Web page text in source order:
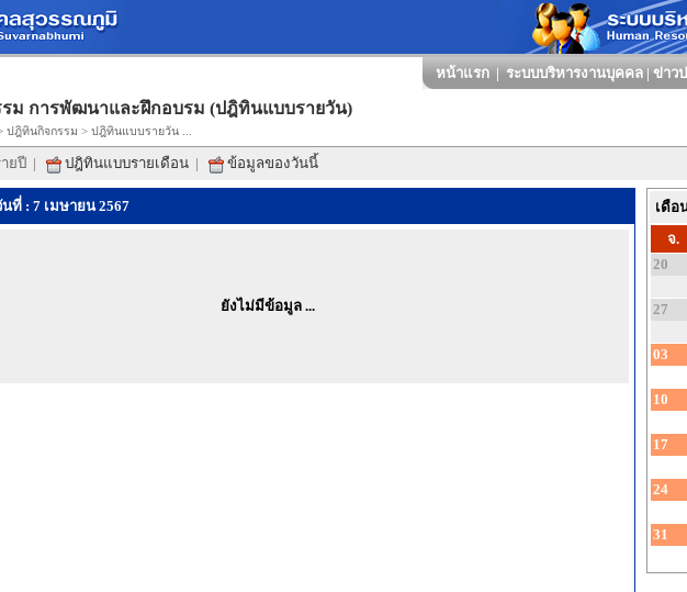
หน้าแรก | ระบบบริหารงานบุคคล | ข่าว
ม การพัฒนาและฝึกอบรม (ปฎิทินแบบรายวัน)
ปฎิทินกิจกรรม > ปฎิทินแบบรายวัน ...
ยปี | ปฎิทินแบบรายเดือน | ข้อมูลของวันนี้
ที่ : 7 เมษายน 2567
ยังไม่มีข้อมูล ...
เดือ
จ.
20
27
03
10
17
24
31